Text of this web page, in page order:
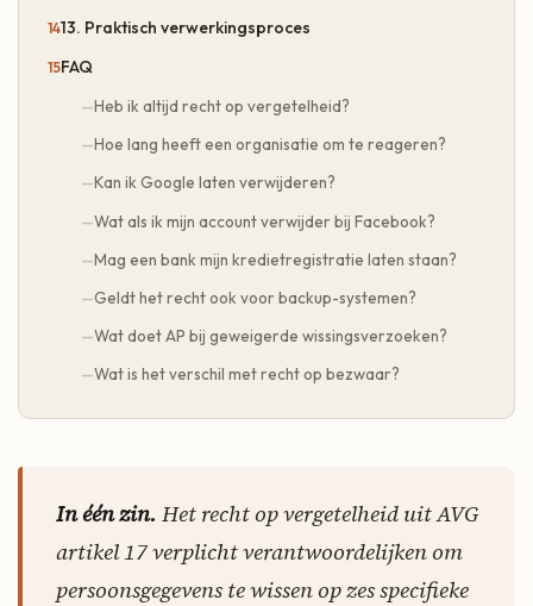
13. Praktisch verwerkingsproces
FAQ
Heb ik altijd recht op vergetelheid?
Hoe lang heeft een organisatie om te reageren?
Kan ik Google laten verwijderen?
Wat als ik mijn account verwijder bij Facebook?
Mag een bank mijn kredietregistratie laten staan?
Geldt het recht ook voor backup-systemen?
Wat doet AP bij geweigerde wissingsverzoeken?
Wat is het verschil met recht op bezwaar?
In één zin. Het recht op vergetelheid uit AVG
artikel 17 verplicht verantwoordelijken om
persoonsgegevens te wissen op zes specifieke